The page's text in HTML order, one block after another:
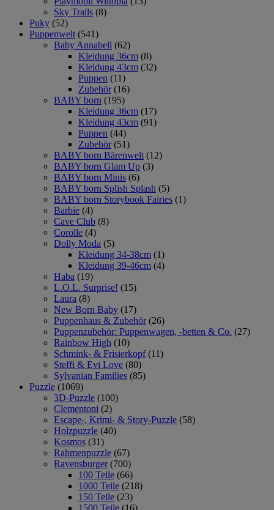
Sky Trails (8)
Puky (52)
Puppenwelt (541)
Baby Annabell (62)
Kleidung 36cm (8)
Kleidung 43cm (32)
Puppen (11)
Zubehör (16)
BABY born (195)
Kleidung 36cm (17)
Kleidung 43cm (91)
Puppen (44)
Zubehör (51)
BABY born Bärenwelt (12)
BABY born Glam Up (3)
BABY born Minis (6)
BABY born Splish Splash (5)
BABY born Storybook Fairies (1)
Barbie (4)
Cave Club (8)
Corolle (4)
Dolly Moda (5)
Kleidung 34-38cm (1)
Kleidung 39-46cm (4)
Haba (19)
L.O.L. Surprise! (15)
Laura (8)
New Born Baby (17)
Puppenhaus & Zubehör (26)
Puppenzubehör: Puppenwagen, -betten & Co. (27)
Rainbow High (10)
Schmink- & Frisierkopf (11)
Steffi & Evi Love (80)
Sylvanian Families (85)
Puzzle (1069)
3D-Puzzle (100)
Clementoni (2)
Escape-, Krimi- & Story-Puzzle (58)
Holzpuzzle (40)
Kosmos (31)
Rahmenpuzzle (67)
Ravensburger (700)
100 Teile (66)
1000 Teile (218)
150 Teile (23)
1500 Teile (16)